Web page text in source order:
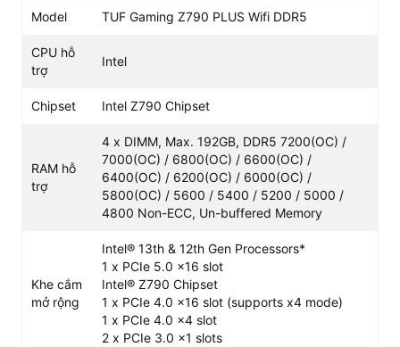
tương thích hoàn hảo với các vi xử lý dòng K, tối
ưu khả năng nâng cấp về sau.
RAM DDR5 đến 7200MHz:
tích hợp AEMP II giúp ép xung dễ dàng, tăng tốc
đa nhiệm và render.
Đồ họa PCIe 5.0 x16:Băng thông 64 GB/s (gấp
đôi PCIe 4.0), đón đầu sức mạnh của các thế hệ
card đồ họa mới nhất.
tốc, giúp nạp game nặng và xử lý file dung lượng
lớn chỉ trong vài giây.
Kết nối không dây Wifi 6E:Tận dụng băng tần
6GHz đem lại tốc độ mượt mà, độ trễ cực thấp
cho game thủ và streamer.
Model TUF Gaming Z790 PLUS Wifi DDR5
CPU hỗ
trợ
Intel
Chipset Intel Z790 Chipset
RAM hỗ
trợ
4 x DIMM, Max. 192GB, DDR5 7200(OC) /
7000(OC) / 6800(OC) / 6600(OC) /
6400(OC) / 6200(OC) / 6000(OC) /
5800(OC) / 5600 / 5400 / 5200 / 5000 /
4800 Non-ECC, Un-buffered Memory
Khe cắm
mở rộng
Intel® 13th & 12th Gen Processors*
1 x PCIe 5.0 x16 slot
Intel® Z790 Chipset
1 x PCIe 4.0 x16 slot (supports x4 mode)
1 x PCIe 4.0 x4 slot
2 x PCIe 3.0 x1 slots